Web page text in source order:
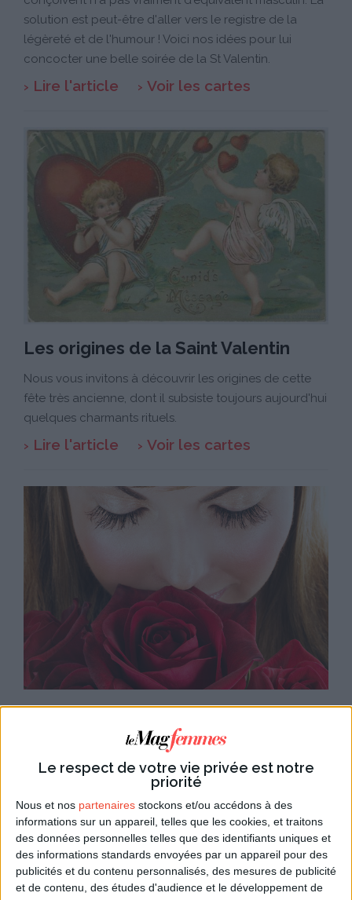
Le respect de votre vie privée est notre
priorité
Nous et nos partenaires stockons et/ou accédons à des
informations sur un appareil, telles que les cookies, et traitons
des données personnelles telles que des identifiants uniques et
des informations standards envoyées par un appareil pour des
publicités et du contenu personnalisés, des mesures de publicité
et de contenu, des études d'audience et le développement de
solution est peut-être d'aller vers le registre de la
légèreté et de l'humour ! Voici nos idées pour lui
concocter une belle soirée de la St Valentin.
Lire l'article Voir les cartes
Les origines de la Saint Valentin
Nous vous invitons à découvrir les origines de cette
fête très ancienne, dont il subsiste toujours aujourd'hui
quelques charmants rituels.
Lire l'article Voir les cartes
Poèmes et citations pour la St
Si l'inspiration se fait attendre pour votre poème de la
Saint Valentin, pas de problème : à défaut d'écrire
vous-même un poème, empruntez aux grands auteurs
leurs mots d'amour les plus émouvants. Votre carte de
St Valentin n'en sera que plus belle !
Lire l'article Voir les cartes